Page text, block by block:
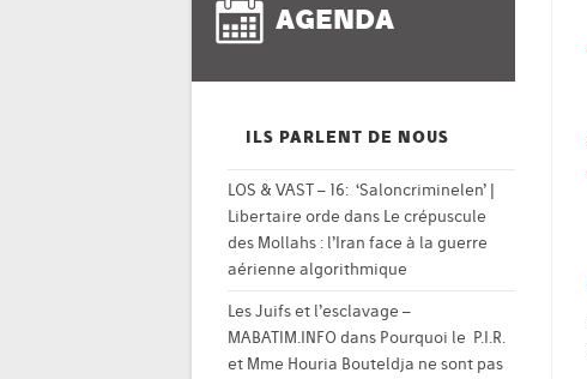
AGENDA
ILS PARLENT DE NOUS
LOS & VAST – 16: ‘Saloncriminelen’ |
Libertaire orde dans Le crépuscule
des Mollahs : l’Iran face à la guerre
aérienne algorithmique
Les Juifs et l’esclavage –
MABATIM.INFO dans Pourquoi le P.I.R.
et Mme Houria Bouteldja ne sont pas